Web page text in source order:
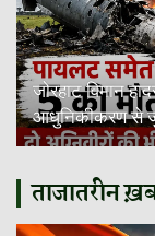
जोरहाट विमान
आधुनिकीकरण से
ताजातरीन